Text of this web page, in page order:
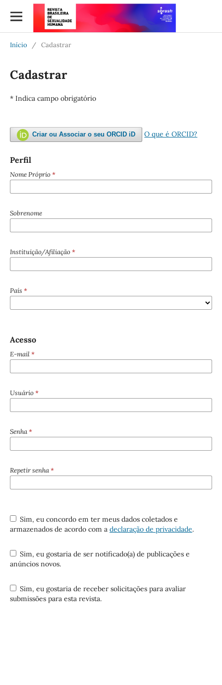
Início / Cadastrar
Cadastrar
* Indica campo obrigatório
Criar ou Associar o seu ORCID iD O que é ORCID?
Perfil
Nome Próprio*
Sobrenome
Instituição/Afiliação*
País *
Acesso
E-mail*
Usuário*
Senha*
Repetir senha*
Sim, eu concordo em ter meus dados coletados e
armazenados de acordo com a declaração de privacidade.
Sim, eu gostaria de ser notificado(a) de publicações e
anúncios novos.
Sim, eu gostaria de receber solicitações para avaliar
submissões para esta revista.